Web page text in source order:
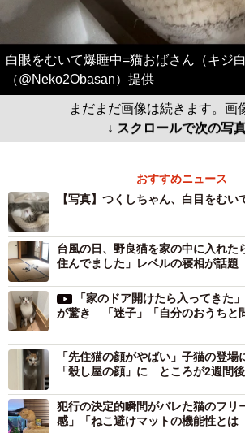
白眼をむいて爆睡中=猫おばさん（キジ
（@Neko2Obasan）提供
まだまだ画像は続きます。画
↓ スクロールで次の写
おすすめニュース
【写真】つくしちゃん、白目をむい
台風の日、野良猫を家の中に入れ
住んでました」レベルの寝相が話題
「家のドア開けたら入ってきた
が驚き 「迷子」「自分のおうちと
「先住猫の顔がやばい」子猫の登
「殺し屋の顔」に ところが2週間
犯行の決定的瞬間がバレた猫のフリ
感」「ねこ避けマットの機能性とは